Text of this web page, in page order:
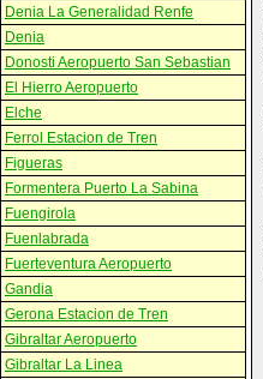
Denia La Generalidad Renfe
Denia
Donosti Aeropuerto San Sebastian
El Hierro Aeropuerto
Elche
Ferrol Estacion de Tren
Figueras
Formentera Puerto La Sabina
Fuengirola
Fuenlabrada
Fuerteventura Aeropuerto
Gandia
Gerona Estacion de Tren
Gibraltar Aeropuerto
Gibraltar La Linea